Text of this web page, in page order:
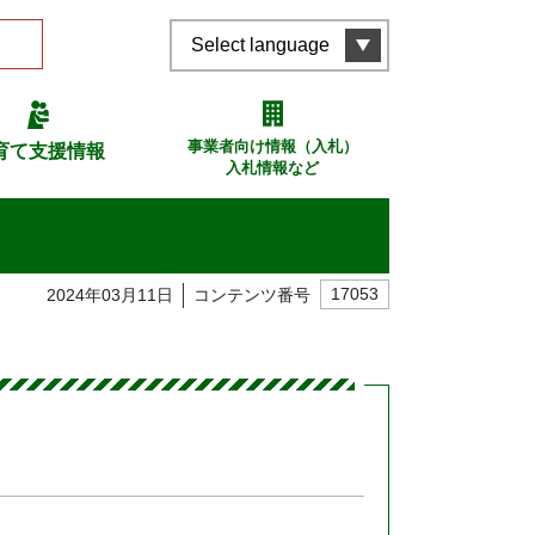
Select language
て支援情報
事業者向け情報（入札）
入札情報など
2024年03月11日 コンテンツ番号 17053